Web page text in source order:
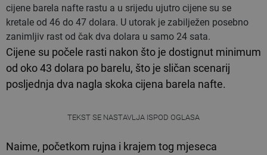
cijene barela nafte rastu a u srijedu ujutro cijene su se
kretale od 46 do 47 dolara. U utorak je zabilježen posebno
zanimljiv rast od čak dva dolara u samo 24 sata.
Cijene su počele rasti nakon što je dostignut minimum
od oko 43 dolara po barelu, što je sličan scenarij
posljednja dva nagla skoka cijena barela nafte.
TEKST SE NASTAVLJA ISPOD OGLASA
Naime, početkom rujna i krajem tog mjeseca